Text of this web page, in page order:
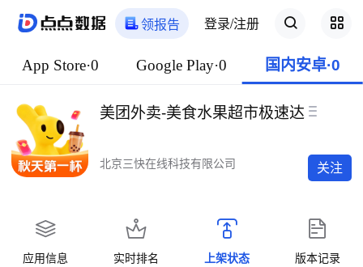
领报告 登录/注册
App Store·0 Google Play·0 国内安卓·0
美团外卖-美食水果超市极速达
北京三快在线科技有限公司 关注
应用信息 实时排名 上架状态 版本记录